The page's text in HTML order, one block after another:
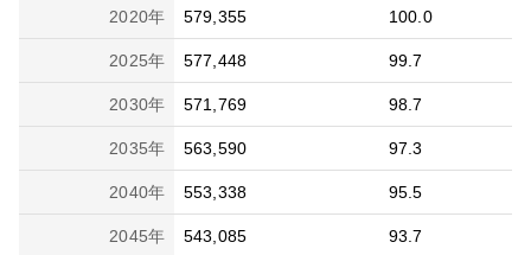
2020年 579,355 100.0
2025年 577,448 99.7
2030年 571,769 98.7
2035年 563,590 97.3
2040年 553,338 95.5
2045年 543,085 93.7